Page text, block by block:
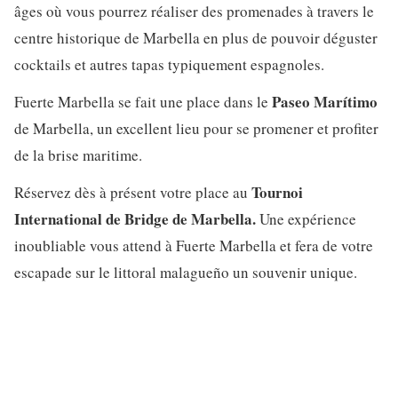
âges où vous pourrez réaliser des promenades à travers le
centre historique de Marbella en plus de pouvoir déguster
cocktails et autres tapas typiquement espagnoles.
Fuerte Marbella se fait une place dans le Paseo Marítimo
de Marbella, un excellent lieu pour se promener et profiter
de la brise maritime.
Réservez dès à présent votre place au Tournoi
International de Bridge de Marbella.Une expérience
inoubliable vous attend à Fuerte Marbella et fera de votre
escapade sur le littoral malagueño un souvenir unique.